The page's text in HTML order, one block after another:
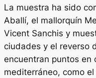
La muestra ha sido
Aballí, el mallorquín
Vicent Sanchis y
ciudades y el reverso
encuentran puntos en
mediterráneo, como